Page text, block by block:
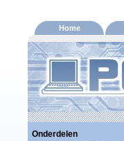
Home
Onderdelen